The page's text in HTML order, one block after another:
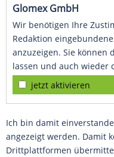
Glomex GmbH
Wir benötigen Ihre
Redaktion
anzuzeigen. Sie können
lassen und auch wieder
jetzt aktivieren
Ich bin damit
angezeigt werden. Damit
Drittplattformen